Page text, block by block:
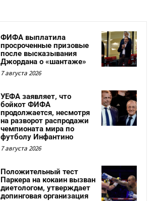
ФИФА выплатила
просроченные призовые
после высказывания
Джордана о «шантаже»
7 августа 2026
УЕФА заявляет, что
бойкот ФИФА
продолжается, несмотря
на разворот распродажи
чемпионата мира по
футболу Инфантино
7 августа 2026
Положительный тест
Паркера на кокаин вызван
диетологом, утверждает
допинговая организация